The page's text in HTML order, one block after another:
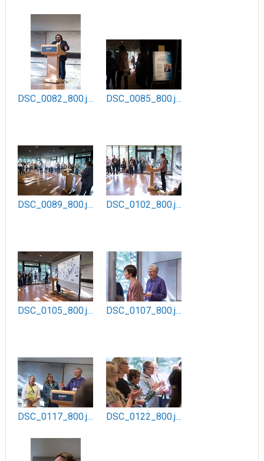
DSC_0082_800.jpg DSC_0085_800.jpg
DSC_0089_800.jpg DSC_0102_800.jpg
DSC_0105_800.jpg DSC_0107_800.jpg
DSC_0117_800.jpg DSC_0122_800.jpg